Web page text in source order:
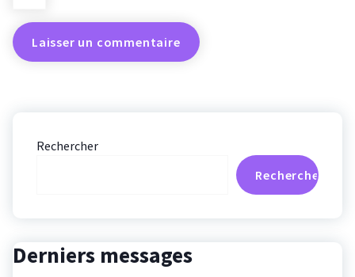
Rechercher
Rechercher
Derniers messages